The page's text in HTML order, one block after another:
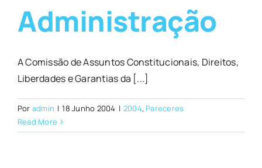
Administração
A Comissão de Assuntos Constitucionais, Direitos,
Liberdades e Garantias da [...]
Por admin | 18 Junho 2004 | 2004, Pareceres
Read More